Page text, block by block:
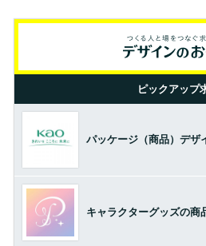
ピックアップ
パッケージ（商品）デザ
キャラクターグッズの商